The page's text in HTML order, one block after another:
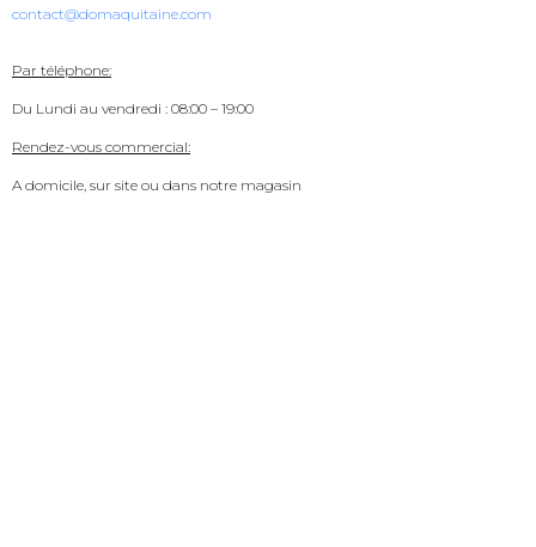
contact@domaquitaine.com
Par téléphone:
Du Lundi au vendredi : 08:00 – 19:00
Rendez-vous commercial:
A domicile, sur site ou dans notre magasin